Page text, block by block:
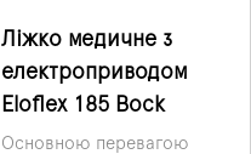
опустити їх.
Ліжко медичне з
електроприводом
Eloflex 185 Bock
Основною перевагою